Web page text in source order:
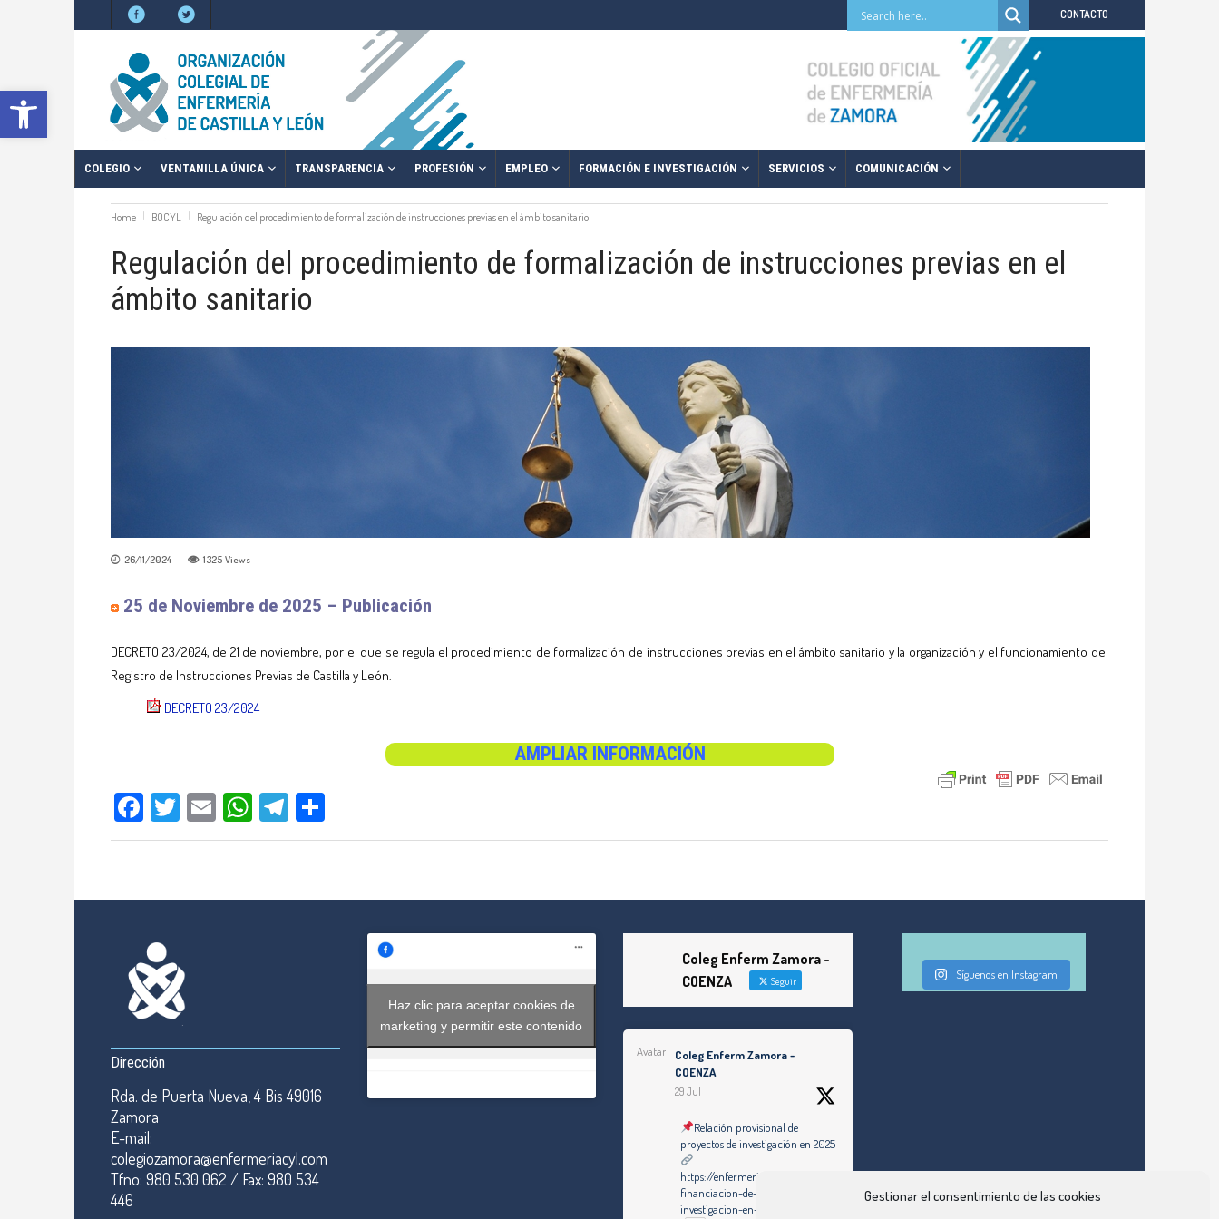
Abrir barra de herramientas
Gestionar el consentimiento de las cookies
CONTACTO
COLEGIO VENTANILLA ÚNICA TRANSPARENCIA PROFESIÓN EMPLEO FORMACIÓN E INVESTIGACIÓN SERVICIOS COMUNICACIÓN
Home BOCYL Regulación del procedimiento de formalización de instrucciones previas en el ámbito sanitario
Regulación del procedimiento de formalización de instrucciones previas en el
ámbito sanitario
26/11/2024 1325 Views
25 de Noviembre de 2025 – Publicación
DECRETO 23/2024, de 21 de noviembre, por el que se regula el procedimiento de formalización de instrucciones previas en el ámbito sanitario y la organización y el funcionamiento del
Registro de Instrucciones Previas de Castilla y León.
DECRETO 23/2024
AMPLIAR INFORMACIÓN
Facebook
TwitterEmailWhatsApp
Telegram
Dirección
Rda. de Puerta Nueva, 4 Bis 49016
Zamora
E-mail:
colegiozamora@enfermeriacyl.com
Tfno: 980 530 062 / Fax: 980 534
446
Haz clic para aceptar cookies de
marketing y permitir este contenido
Coleg Enferm Zamora -
COENZA
Seguir
Avatar
Coleg Enferm Zamora -
COENZA
29 Jul
Relación provisional de
proyectos de investigación en 2025
https://enfermeriazamora.com/grs-
financiacion-de-proyectos-de-
investigacion-en-2025/
Síguenos en Instagram